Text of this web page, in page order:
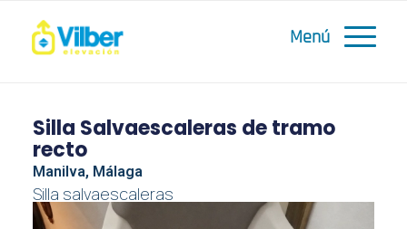
Silla Salvaescaleras de tramo
recto
Manilva, Málaga
Silla salvaescaleras